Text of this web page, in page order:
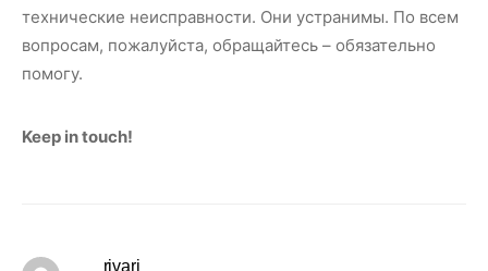
технические неисправности. Они устранимы. По всем
вопросам, пожалуйста, обращайтесь – обязательно
помогу.
Keep in touch!
rivari